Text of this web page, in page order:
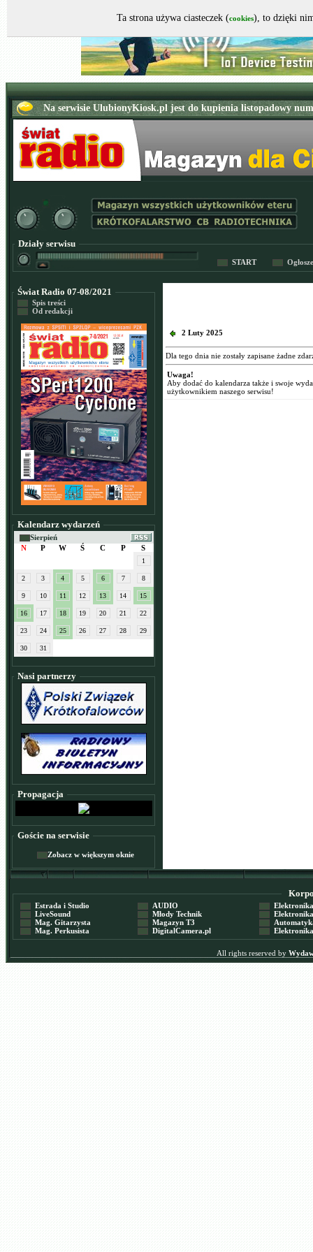
Działy serwisu
START
Świat Radio 07-08/2021
Spis treści
Od redakcji
Kalendarz wydarzeń
Sierpień
N
P W Ś C P S
1
2 3 4 5 6 7 8
9 10 11 12 13 14 15
16 17 18 19 20 21 22
23 24 25 26 27 28 29
30 31
Nasi partnerzy
Propagacja
Goście na serwisie
Zobacz w większym oknie
2 Luty 2025
Dla tego dnia nie zostały zapisane żadne
Uwaga!
Aby dodać do kalendarza także i swoje
użytkownikiem naszego serwisu!
Estrada i Studio
LiveSound
Mag. Gitarzysta
Mag. Perkusista
AUDIO
Młody Technik
Magazyn T3
DigitalCamera.pl
Elektronika
Elektronika
Automatyka
Elektronika
All rights reserved by
Ta strona używa ciasteczek (cookies), to dzięki